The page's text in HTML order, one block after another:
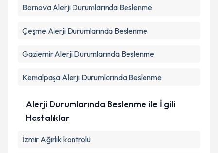
Bornova Alerji Durumlarında Beslenme
Çeşme Alerji Durumlarında Beslenme
Gaziemir Alerji Durumlarında Beslenme
Kemalpaşa Alerji Durumlarında Beslenme
Alerji Durumlarında Beslenme ile İlgili
Hastalıklar
İzmir Ağırlık kontrolü